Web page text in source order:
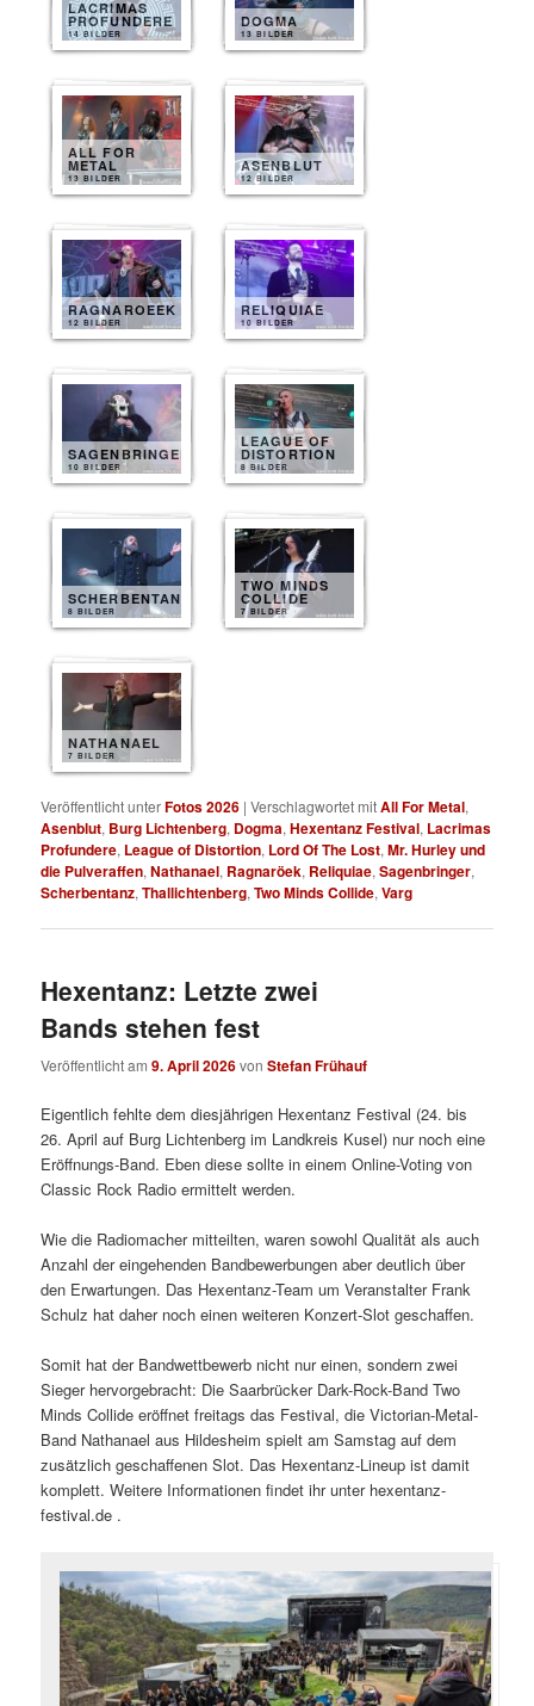
LACRIMAS
PROFUNDERE
14 BILDER
DOGMA
13 BILDER
ALL FOR
METAL
13 BILDER
ASENBLUT
12 BILDER
RAGNAROEEK
12 BILDER
RELIQUIAE
10 BILDER
SAGENBRINGER
10 BILDER
LEAGUE OF
DISTORTION
8 BILDER
SCHERBENTANZ
8 BILDER
TWO MINDS
COLLIDE
7 BILDER
NATHANAEL
7 BILDER
Veröffentlicht unterFotos 2026 |Verschlagwortet mitAll For Metal,
Asenblut, Burg Lichtenberg, Dogma,Hexentanz Festival, Lacrimas
Profundere, League of Distortion, Lord Of The Lost,Mr. Hurley und
die Pulveraffen,Nathanael, Ragnaröek, Reliquiae,Sagenbringer,
Scherbentanz,Thallichtenberg,Two Minds Collide,Varg
Hexentanz: Letzte zwei
Bands stehen fest
Veröffentlicht am9. April 2026vonStefan Frühauf
Eigentlich fehlte dem diesjährigen Hexentanz Festival (24. bis
26. April auf Burg Lichtenberg im Landkreis Kusel) nur noch eine
Eröffnungs-Band. Eben diese sollte in einem Online-Voting von
Classic Rock Radio ermittelt werden.
Wie die Radiomacher mitteilten, waren sowohl Qualität als auch
Anzahl der eingehenden Bandbewerbungen aber deutlich über
den Erwartungen. Das Hexentanz-Team um Veranstalter Frank
Schulz hat daher noch einen weiteren Konzert-Slot geschaffen.
Somit hat der Bandwettbewerb nicht nur einen, sondern zwei
Sieger hervorgebracht: Die Saarbrücker Dark-Rock-Band Two
Minds Collide eröffnet freitags das Festival, die Victorian-Metal-
Band Nathanael aus Hildesheim spielt am Samstag auf dem
zusätzlich geschaffenen Slot. Das Hexentanz-Lineup ist damit
komplett. Weitere Informationen findet ihr unter hexentanz-
festival.de .